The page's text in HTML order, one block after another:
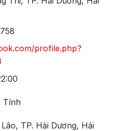
profile.php?
Tính
TP. Hải Dương, Hải